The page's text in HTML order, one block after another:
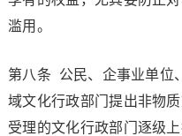
滥用。
第八条 公民、企事业单位
域文化行政部门提出非物
受理的文化行政部门逐级